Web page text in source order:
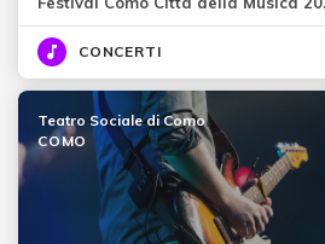
CONCERTI
Teatro Sociale di Como
COMO